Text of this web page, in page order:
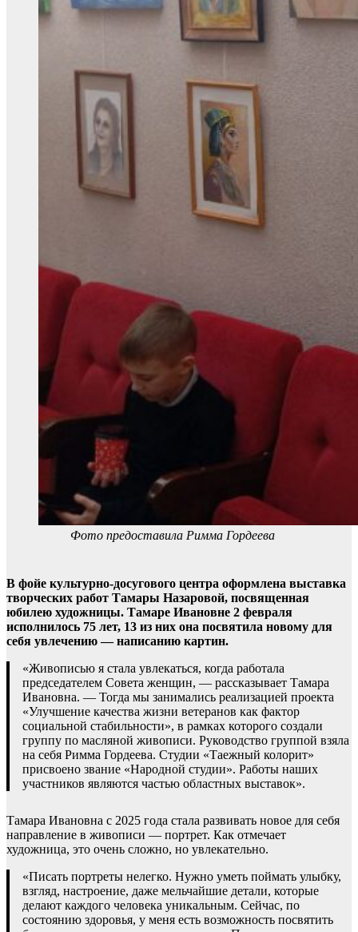
Фото предоставила Римма Гордеева
В фойе культурно-досугового центра оформлена выставка
творческих работ Тамары Назаровой, посвященная
юбилею художницы. Тамаре Ивановне 2 февраля
исполнилось 75 лет, 13 из них она посвятила новому для
себя увлечению — написанию картин.
«Живописью я стала увлекаться, когда работала
председателем Совета женщин, — рассказывает Тамара
Ивановна. — Тогда мы занимались реализацией проекта
«Улучшение качества жизни ветеранов как фактор
социальной стабильности», в рамках которого создали
группу по масляной живописи. Руководство группой взяла
на себя Римма Гордеева. Студии «Таежный колорит»
присвоено звание «Народной студии». Работы наших
участников являются частью областных выставок».
Тамара Ивановна с 2025 года стала развивать новое для себя
направление в живописи — портрет. Как отмечает
художница, это очень сложно, но увлекательно.
«Писать портреты нелегко. Нужно уметь поймать улыбку,
взгляд, настроение, даже мельчайшие детали, которые
делают каждого человека уникальным. Сейчас, по
состоянию здоровья, у меня есть возможность посвятить